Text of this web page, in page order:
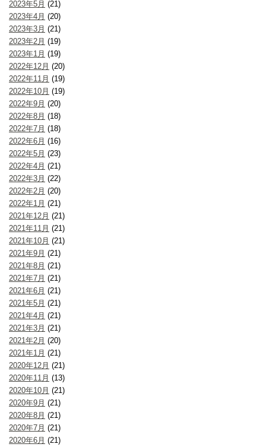
2023年5月 (21)
2023年4月 (20)
2023年3月 (21)
2023年2月 (19)
2023年1月 (19)
2022年12月 (20)
2022年11月 (19)
2022年10月 (19)
2022年9月 (20)
2022年8月 (18)
2022年7月 (18)
2022年6月 (16)
2022年5月 (23)
2022年4月 (21)
2022年3月 (22)
2022年2月 (20)
2022年1月 (21)
2021年12月 (21)
2021年11月 (21)
2021年10月 (21)
2021年9月 (21)
2021年8月 (21)
2021年7月 (21)
2021年6月 (21)
2021年5月 (21)
2021年4月 (21)
2021年3月 (21)
2021年2月 (20)
2021年1月 (21)
2020年12月 (21)
2020年11月 (13)
2020年10月 (21)
2020年9月 (21)
2020年8月 (21)
2020年7月 (21)
2020年6月 (21)